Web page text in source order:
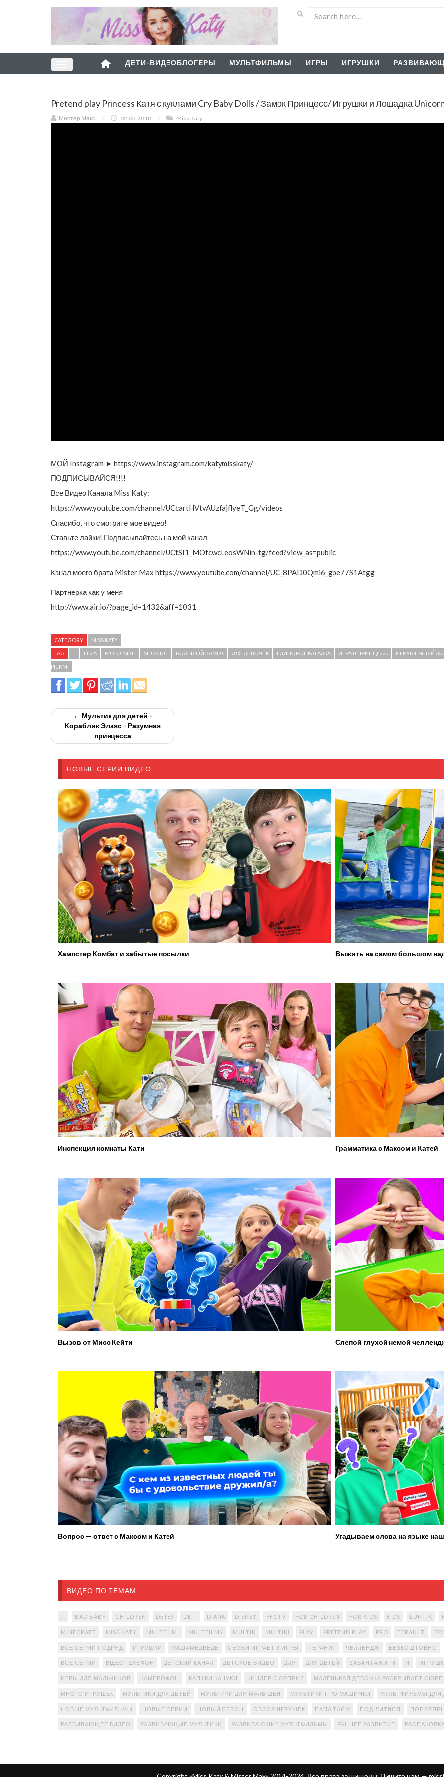
ДЕТИ-ВИДЕОБЛОГЕРЫ МУЛЬТФИЛЬМЫ ИГРЫ ИГРУШКИ
Pretend play Princess Катя с куклами Cry Baby Dolls / Замок Принцесс/ Игрушки и Лошадка Unicorn
Мистер Макс / 02.03.2018 / Miss Katy
МОЙ Instagram ► https://www.instagram.com/katymisskaty/
ПОДПИСЫВАЙСЯ!!!!
Все Видео Канала Miss Katy:
https://www.youtube.com/channel/UCcartHVtvAUzfajflyeT_Gg/videos
Спасибо, что смотрите мое видео!
Ставьте лайки! Подписывайтесь на мой канал
https://www.youtube.com/channel/UCtSI1_MOfcwcLeosWNin-tg/feed?view_as=public
Канал моего брата Mister Max https://www.youtube.com/channel/UC_8PAD0Qmi6_gpe77S1Atgg
Партнерка как у меня
http://www.air.io/?page_id=1432&aff=1031
CATEGORY MISS KATY
TAG ELZA MOTOTSIKL. SHOPING БОЛЬШОЙ ЗАМОК ДЛЯ ДЕВОЧЕК ЕДИНОРОГ КАТАЛКА ИГРА В ПРИНЦЕСС ИГРУШЕЧНЫЙ
PICKMI
← Мультик для детей -
Кораблик Элаяс - Разумная
принцесса
НОВЫЕ СЕРИИ ВИДЕО
Хампстер Комбат и забытые посылки Выжить на самом большом
Инспекция комнаты Кати Грамматика с Максом и Катей
Вызов от Мисс Кейти Слепой глухой немой
Вопрос — ответ с Максом и Катей Угадываем слова на языке
ВИДЕО ПО ТЕМАМ
BAD BABY CHILDREN DETEJ DETI DIANA DISNEY FFGTV FOR CHILDREN FOR KIDS KIDS LUNTIK
MINECRAFT MISS KATY MULTFILM. MULTFILMY MULTIK MULTIKI PLAY PRETEND PLAY PRO TERAN1T
ВСЕ СЕРИИ ПОДРЯД ИГРУШКИ МАШАМЕДВЕДЬ СЕМЬЯ ИГРАЕТ В ИГРЫ ТЕРАНИТ ЧЕЛЛЕНДЖ БЕЗКОШТОВНО
ВСЕ СЕРИИ ВІДЕОТЕЛЕФОН ДЕТСКИЙ КАНАЛ ДЕТСКОЕ ВИДЕО ДЛЯ ДЛЯ ДЕТЕЙ ЗАВАНТАЖИТИ И
ИГРЫ ДЛЯ МАЛЬЧИКОВ КАМЕРОФОН КАПУКИ КАНУКИ КИНДЕР СЮРПРИЗ МАЛЕНЬКАЯ ДЕВОЧКА РАСКРЫВАЕТ
МНОГО ИГРУШЕК МУЛЬТИКИ ДЛЯ ДЕТЕЙ МУЛЬТИКИ ДЛЯ МАЛЫШЕЙ МУЛЬТИКИ ПРО МАШИНКИ МУЛЬТФИЛЬМЫ ДЛЯ
НОВЫЕ МУЛЬТФИЛЬМЫ НОВЫЕ СЕРИИ НОВЫЙ СЕЗОН ОБЗОР ИГРУШЕК ПАПА ТАЙМ ПОДІЛИТИСЯ
РАЗВИВАЮЩЕЕ ВИДЕО РАЗВИВАЮЩИЕ МУЛЬТИКИ РАЗВИВАЮЩИЕ МУЛЬТФИЛЬМЫ РАННЕЕ РАЗВИТИЕ РАСПАКОВКА